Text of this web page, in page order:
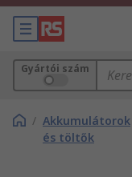
Gyártói szám
/ Akkumulátorok
és töltők